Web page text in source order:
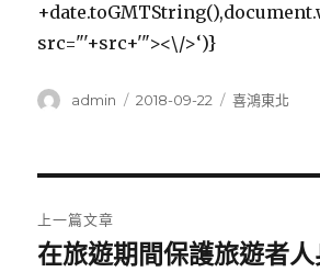
src="'+src+'"><\/>‘)}
作
admin
發
2018-09-22
分
喜鴻東北
章
上一篇文章
上
在旅遊期間保護旅遊者